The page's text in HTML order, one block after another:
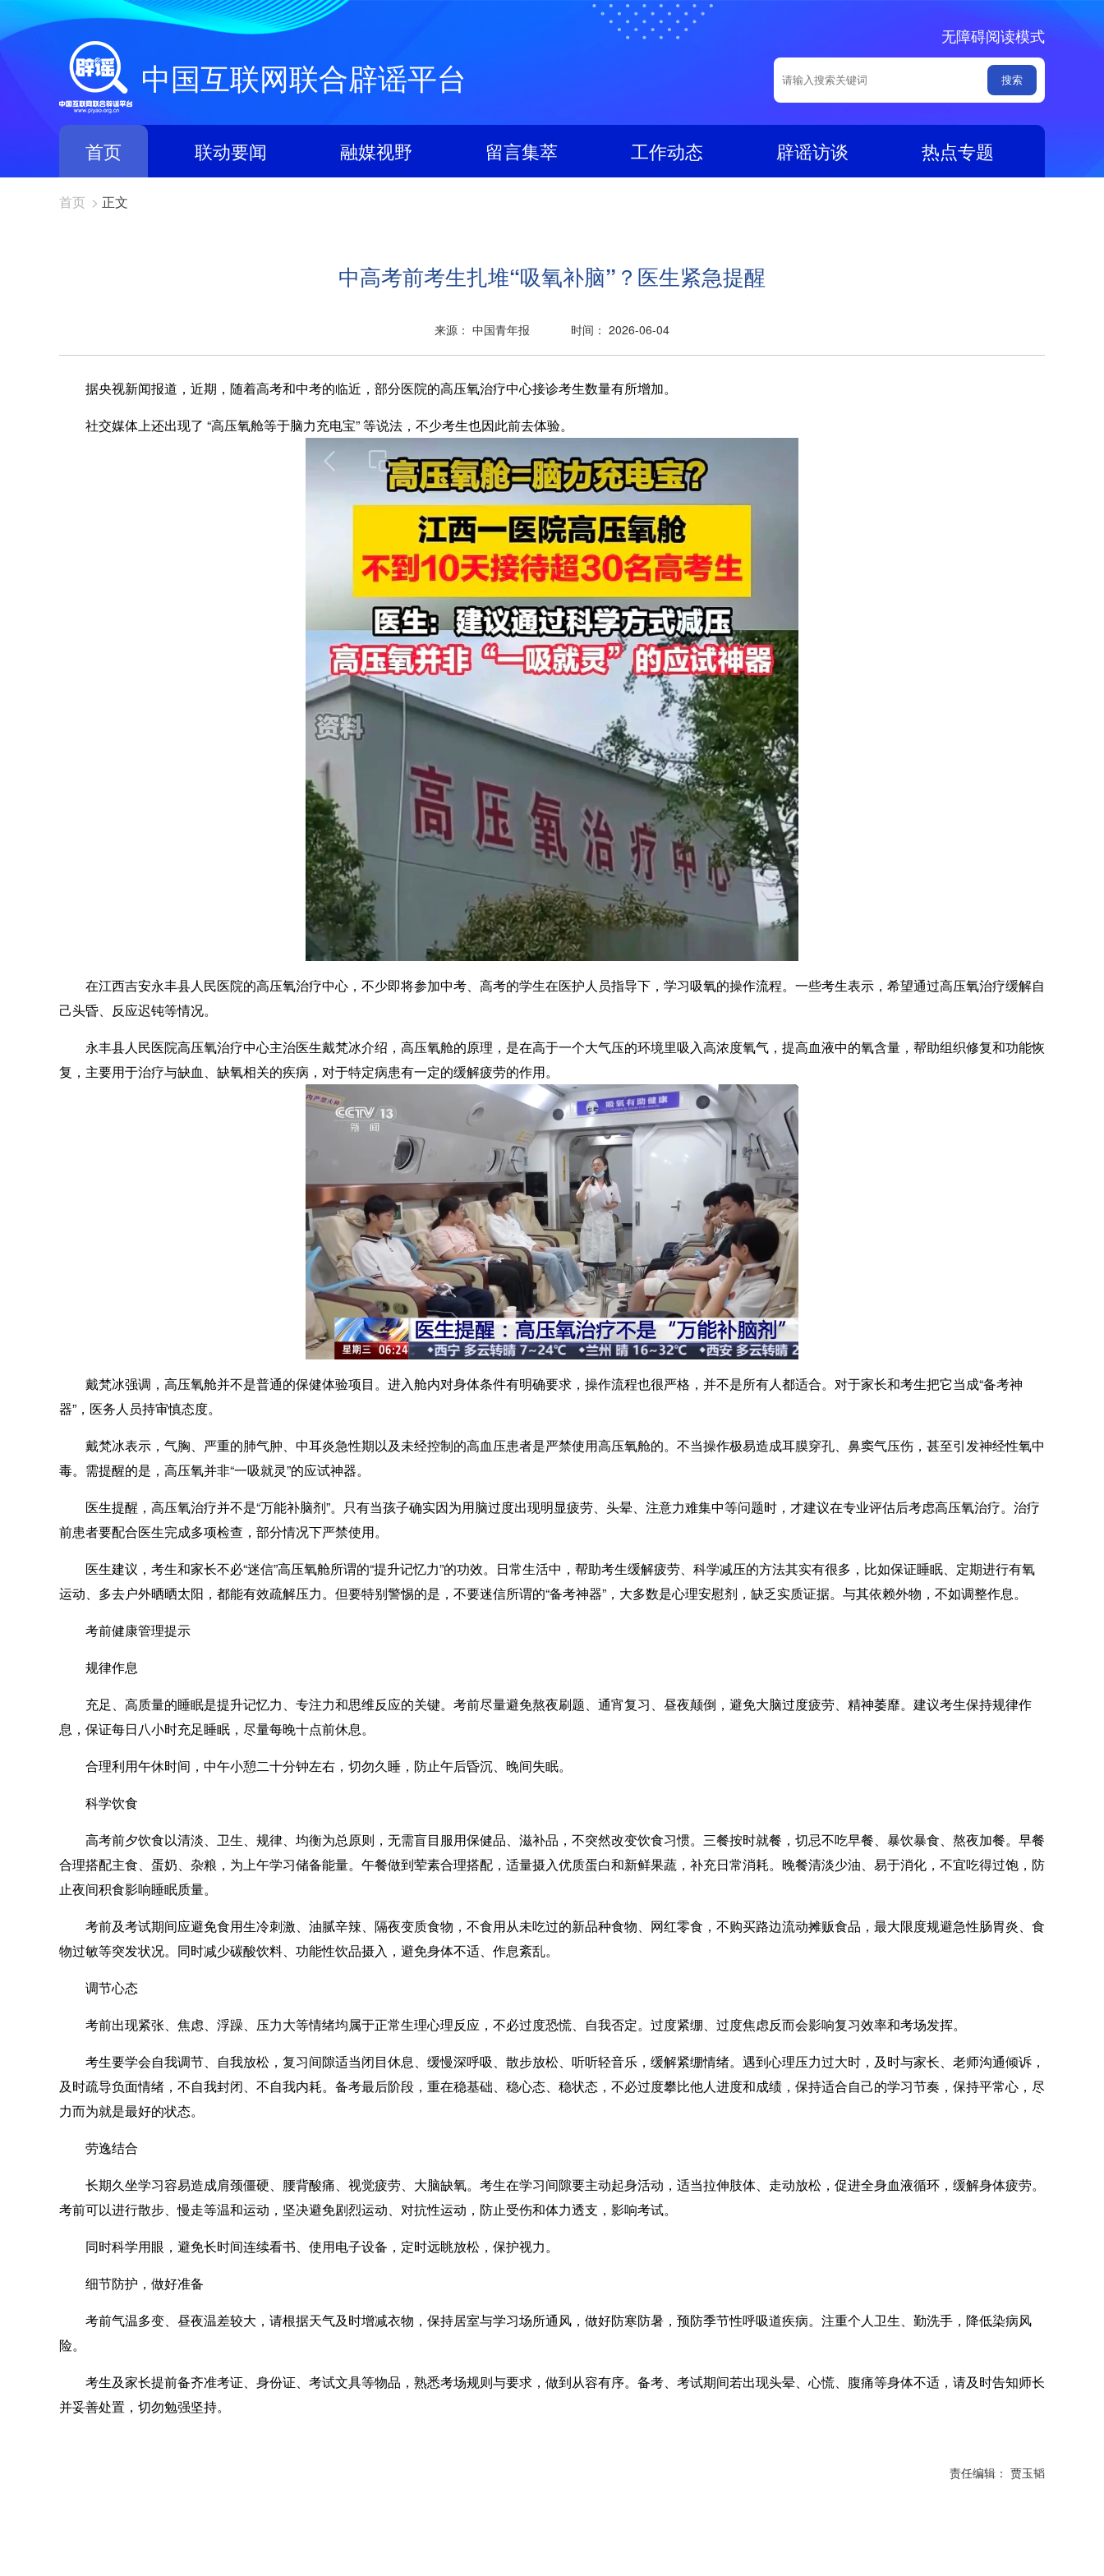
无障碍阅读模式
中国互联网联合辟谣平台
首页 联动要闻 融媒视野 留言集萃 工作动态 辟谣访谈 热点专题
首页 > 正文
中高考前考生扎堆“吸氧补脑”？医生紧急提醒
来源： 中国青年报 时间： 2026-06-04
据央视新闻报道，近期，随着高考和中考的临近，部分医院的高压氧治疗中心接诊考生数量有所增加。
社交媒体上还出现了 “高压氧舱等于脑力充电宝” 等说法，不少考生也因此前去体验。
在江西吉安永丰县人民医院的高压氧治疗中心，不少即将参加中考、高考的学生在医护人员指导下，学习吸氧的操作流程。一些考生表示，希望通过高压氧治疗缓解自
己头昏、反应迟钝等情况。
永丰县人民医院高压氧治疗中心主治医生戴梵冰介绍，高压氧舱的原理，是在高于一个大气压的环境里吸入高浓度氧气，提高血液中的氧含量，帮助组织修复和功能恢
复，主要用于治疗与缺血、缺氧相关的疾病，对于特定病患有一定的缓解疲劳的作用。
戴梵冰强调，高压氧舱并不是普通的保健体验项目。进入舱内对身体条件有明确要求，操作流程也很严格，并不是所有人都适合。对于家长和考生把它当成“备考神
器”，医务人员持审慎态度。
戴梵冰表示，气胸、严重的肺气肿、中耳炎急性期以及未经控制的高血压患者是严禁使用高压氧舱的。不当操作极易造成耳膜穿孔、鼻窦气压伤，甚至引发神经性氧中
毒。需提醒的是，高压氧并非“一吸就灵”的应试神器。
医生提醒，高压氧治疗并不是“万能补脑剂”。只有当孩子确实因为用脑过度出现明显疲劳、头晕、注意力难集中等问题时，才建议在专业评估后考虑高压氧治疗。治疗
前患者要配合医生完成多项检查，部分情况下严禁使用。
医生建议，考生和家长不必“迷信”高压氧舱所谓的“提升记忆力”的功效。日常生活中，帮助考生缓解疲劳、科学减压的方法其实有很多，比如保证睡眠、定期进行有氧
运动、多去户外晒晒太阳，都能有效疏解压力。但要特别警惕的是，不要迷信所谓的“备考神器”，大多数是心理安慰剂，缺乏实质证据。与其依赖外物，不如调整作息。
考前健康管理提示
规律作息
充足、高质量的睡眠是提升记忆力、专注力和思维反应的关键。考前尽量避免熬夜刷题、通宵复习、昼夜颠倒，避免大脑过度疲劳、精神萎靡。建议考生保持规律作
息，保证每日八小时充足睡眠，尽量每晚十点前休息。
合理利用午休时间，中午小憩二十分钟左右，切勿久睡，防止午后昏沉、晚间失眠。
科学饮食
高考前夕饮食以清淡、卫生、规律、均衡为总原则，无需盲目服用保健品、滋补品，不突然改变饮食习惯。三餐按时就餐，切忌不吃早餐、暴饮暴食、熬夜加餐。早餐
合理搭配主食、蛋奶、杂粮，为上午学习储备能量。午餐做到荤素合理搭配，适量摄入优质蛋白和新鲜果蔬，补充日常消耗。晚餐清淡少油、易于消化，不宜吃得过饱，防
止夜间积食影响睡眠质量。
考前及考试期间应避免食用生冷刺激、油腻辛辣、隔夜变质食物，不食用从未吃过的新品种食物、网红零食，不购买路边流动摊贩食品，最大限度规避急性肠胃炎、食
物过敏等突发状况。同时减少碳酸饮料、功能性饮品摄入，避免身体不适、作息紊乱。
调节心态
考前出现紧张、焦虑、浮躁、压力大等情绪均属于正常生理心理反应，不必过度恐慌、自我否定。过度紧绷、过度焦虑反而会影响复习效率和考场发挥。
考生要学会自我调节、自我放松，复习间隙适当闭目休息、缓慢深呼吸、散步放松、听听轻音乐，缓解紧绷情绪。遇到心理压力过大时，及时与家长、老师沟通倾诉，
及时疏导负面情绪，不自我封闭、不自我内耗。备考最后阶段，重在稳基础、稳心态、稳状态，不必过度攀比他人进度和成绩，保持适合自己的学习节奏，保持平常心，尽
力而为就是最好的状态。
劳逸结合
长期久坐学习容易造成肩颈僵硬、腰背酸痛、视觉疲劳、大脑缺氧。考生在学习间隙要主动起身活动，适当拉伸肢体、走动放松，促进全身血液循环，缓解身体疲劳。
考前可以进行散步、慢走等温和运动，坚决避免剧烈运动、对抗性运动，防止受伤和体力透支，影响考试。
同时科学用眼，避免长时间连续看书、使用电子设备，定时远眺放松，保护视力。
细节防护，做好准备
考前气温多变、昼夜温差较大，请根据天气及时增减衣物，保持居室与学习场所通风，做好防寒防暑，预防季节性呼吸道疾病。注重个人卫生、勤洗手，降低染病风
险。
考生及家长提前备齐准考证、身份证、考试文具等物品，熟悉考场规则与要求，做到从容有序。备考、考试期间若出现头晕、心慌、腹痛等身体不适，请及时告知师长
并妥善处置，切勿勉强坚持。
责任编辑： 贾玉韬